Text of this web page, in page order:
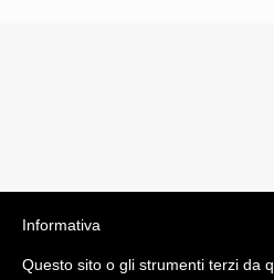
byComunicatori
Informativa
Questo sito o gli strumenti terzi da